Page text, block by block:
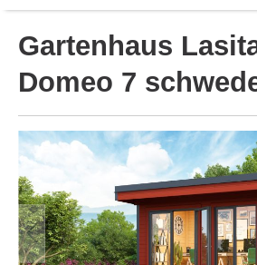
Gartenhaus
Domeo 7